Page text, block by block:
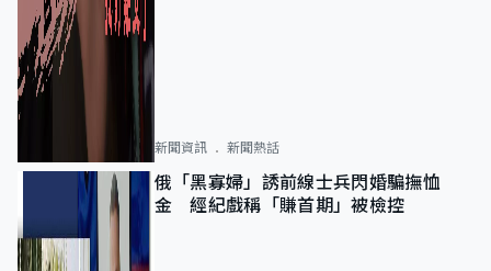
新聞資訊 新聞熱話
俄「黑寡婦」誘前線士兵閃婚騙撫恤
金 經紀戲稱「賺首期」被檢控